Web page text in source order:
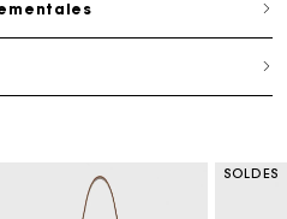
SOLDES